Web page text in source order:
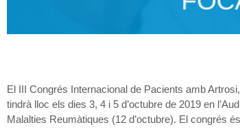
El III Congrés Internacional de Pacients amb
tindrà lloc els dies 3, 4 i 5 d’octubre de 2019 en
Malalties Reumàtiques (12 d’octubre). El congrés